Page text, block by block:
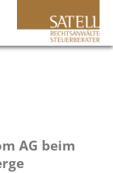
AG beim